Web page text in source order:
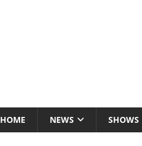
HOME NEWS SHOWS